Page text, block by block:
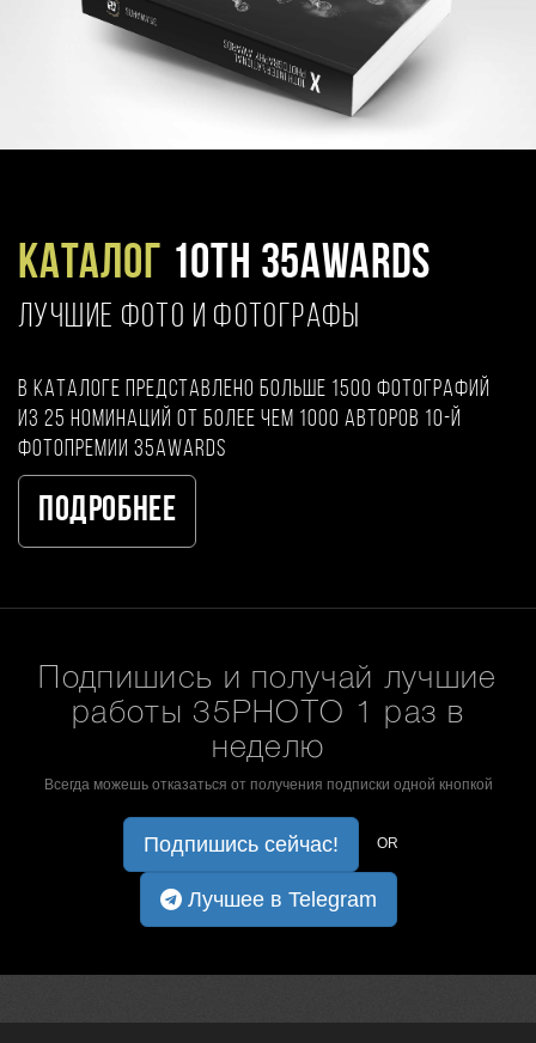
Каталог 10TH 35AWARDS
ЛУЧШИЕ ФОТО И ФОТОГРАФЫ
В каталоге представлено больше 1500 фотографий
из 25 номинаций от более чем 1000 авторов 10-й
фотопремии 35AWARDS
Подробнее
Подпишись и получай лучшие
работы 35PHOTO 1 раз в
неделю
Всегда можешь отказаться от получения подписки одной кнопкой
Подпишись сейчас! OR
Лучшее в Telegram